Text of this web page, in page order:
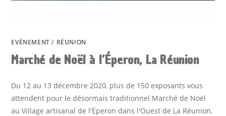
EVÈNEMENT / RÉUNION
Marché de Noël à l’Éperon, La Réunion
Du 12 au 13 décembre 2020, plus de 150 exposants vous
attendent pour le désormais traditionnel Marché de Noël
au Village artisanal de l'Éperon dans l'Ouest de La Réunion.